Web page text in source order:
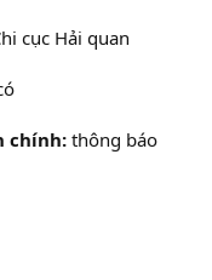
cục Hải quan
chính: thông báo